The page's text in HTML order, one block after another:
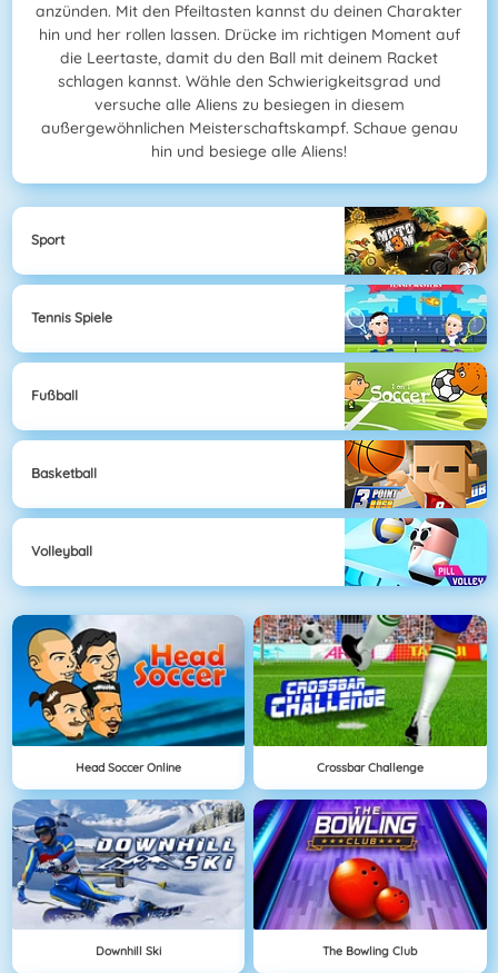
anzünden. Mit den Pfeiltasten kannst du deinen Charakter
hin und her rollen lassen. Drücke im richtigen Moment auf
die Leertaste, damit du den Ball mit deinem Racket
schlagen kannst. Wähle den Schwierigkeitsgrad und
versuche alle Aliens zu besiegen in diesem
außergewöhnlichen Meisterschaftskampf. Schaue genau
hin und besiege alle Aliens!
Sport
Tennis Spiele
Fußball
Basketball
Volleyball
Head Soccer Online Crossbar Challenge
Downhill Ski The Bowling Club